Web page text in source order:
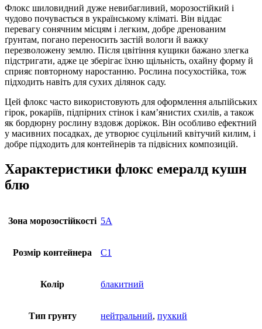
Флокс шиловидний дуже невибагливий, морозостійкий і
чудово почувається в українському кліматі. Він віддає
перевагу сонячним місцям і легким, добре дренованим
ґрунтам, погано переносить застій вологи й важку
перезволожену землю. Після цвітіння кущики бажано злегка
підстригати, адже це зберігає їхню щільність, охайну форму й
сприяє повторному наростанню. Рослина посухостійка, тож
підходить навіть для сухих ділянок саду.
Цей флокс часто використовують для оформлення альпійських
гірок, рокаріїв, підпірних стінок і кам’янистих схилів, а також
як бордюрну рослину вздовж доріжок. Він особливо ефектний
у масивних посадках, де утворює суцільний квітучий килим, і
добре підходить для контейнерів та підвісних композицій.
Характеристики флокс емералд кушн
блю
Зона морозостійкості 5А
Розмір контейнера C1
Колір блакитний
Тип грунту нейтральний, пухкий